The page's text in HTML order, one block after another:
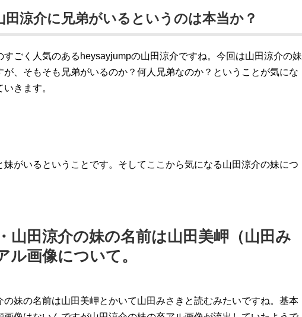
涼介に兄弟がいるというのは本当か？
すごく人気のあるheysayjumpの山田涼介ですね。今回は山田涼介の妹
が、そもそも兄弟がいるのか？何人兄弟なのか？ということが気にな
きます。
妹がいるということです。そしてここから気になる山田涼介の妹につ
山田涼介の妹の名前は山田美岬（山田み
ル画像について。
の妹の名前は山田美岬とかいて山田みさきと読むみたいですね。基本